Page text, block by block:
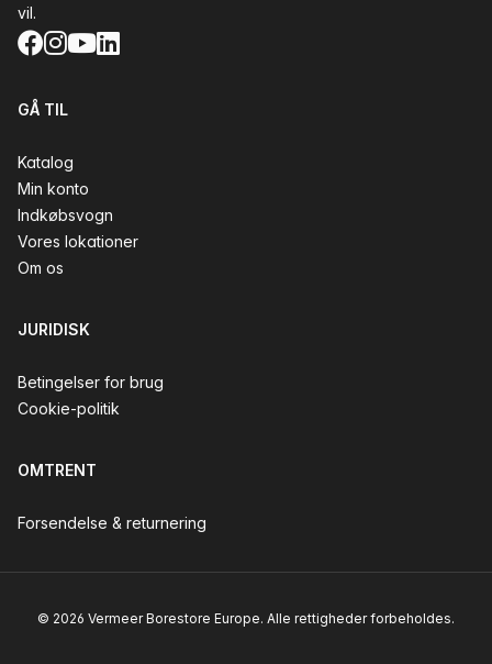
vil.
Facebook
Instagram
YouTube
LinkedIn
GÅ TIL
Katalog
Min konto
Indkøbsvogn
Vores lokationer
Om os
JURIDISK
Betingelser for brug
Cookie-politik
OMTRENT
Forsendelse & returnering
© 2026 Vermeer Borestore Europe. Alle rettigheder forbeholdes.